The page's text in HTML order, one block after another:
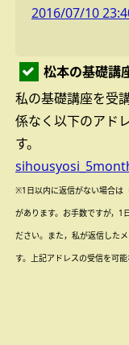
2016/07/10
松本の基礎講
私の基礎講座を受
係なく以下のアド
す。
※1日以内に返信がない場合は
があります。お手数ですが，1
ださい。また，私が返信した
す。上記アドレスの受信を可能